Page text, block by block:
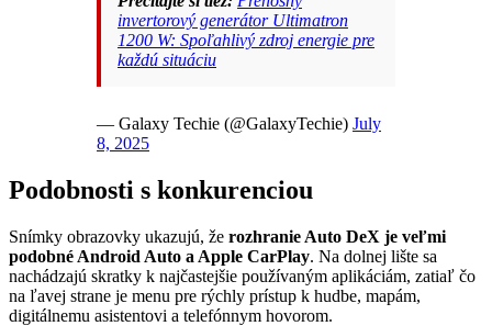
invertorový generátor Ultimatron
1200 W: Spoľahlivý zdroj energie pre
každú situáciu
— Galaxy Techie (@GalaxyTechie) July
8, 2025
Podobnosti s konkurenciou
Snímky obrazovky ukazujú, že rozhranie Auto DeX je veľmi
podobné Android Auto a Apple CarPlay. Na dolnej lište sa
nachádzajú skratky k najčastejšie používaným aplikáciám, zatiaľ čo
na ľavej strane je menu pre rýchly prístup k hudbe, mapám,
digitálnemu asistentovi a telefónnym hovorom.